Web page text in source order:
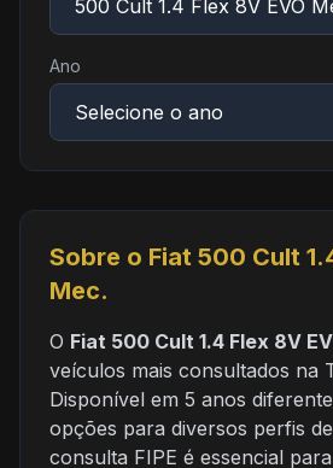
Ano
Sobre o Fiat 500 Cult
Mec.
O Fiat 500 Cult 1.4 Flex 8V
veículos mais consultados na
Disponível em 5 anos
opções para diversos perfis
consulta FIPE é essencial